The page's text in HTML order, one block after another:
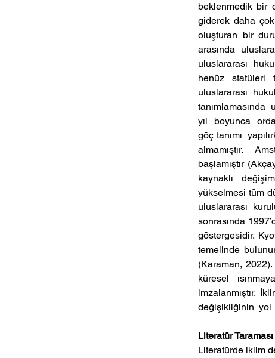
beklenmedik bir
giderek daha
oluşturan bir
arasında
uluslararası
henüz statüleri
uluslararası
tanımlamasında
yıl  boyunca
göç tanımı
almamıştır.
başlamıştır
kaynaklı
yükselmesi tüm
uluslararası
sonrasında
göstergesidir.
temelinde
(Karaman, 2022).
küresel
imzalanmıştır.
değişikliğinin  yol
Literatür Taraması
Literatürde iklim